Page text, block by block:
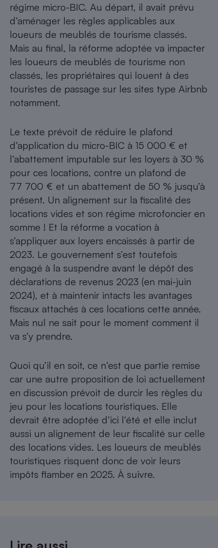
régime micro-BIC. Au départ, il avait prévu
d’aménager les règles applicables aux
loueurs de meublés de tourisme classés.
Mais au final, la réforme adoptée va impacter
les loueurs de meublés de tourisme non
classés, les propriétaires qui louent à des
touristes de passage sur les sites type Airbnb
notamment.
Le texte prévoit de réduire le plafond
d’application du micro-BIC à 15 000 € et
l’abattement imputable sur les loyers à 30 %
pour ces locations, contre un plafond de
77 700 € et un abattement de 50 % jusqu’à
présent. Un alignement sur la fiscalité des
locations vides et son régime microfoncier en
somme ! Et la réforme a vocation à
s’appliquer aux loyers encaissés à partir de
2023. Le gouvernement s’est toutefois
engagé à la suspendre avant le dépôt des
déclarations de revenus 2023 (en mai-juin
2024), et à maintenir intacts les avantages
fiscaux attachés à ces locations cette année.
Mais nul ne sait pour le moment comment il
va s’y prendre.
Quoi qu’il en soit, ce n’est que partie remise
car une autre proposition de loi actuellement
en discussion prévoit de durcir les règles du
jeu pour les locations touristiques. Elle
devrait être adoptée d’ici l’été et elle inclut
aussi un alignement de leur fiscalité sur celle
des locations vides. Les loueurs de meublés
touristiques risquent donc de voir leurs
impôts flamber en 2025. À suivre.